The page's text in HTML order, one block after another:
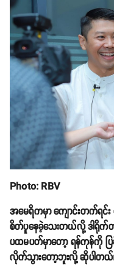
Photo: RBV
အမေရိကမှာ ကျောင်းတက်ရင်း
စိတ်ပူနေခဲ့သေးတယ်လို့ ဒါရိုက်
ပထမပတ်မှာတော့ ရန်ကုန်ကို
လိုက်သွားတော့ဘူးလို့ ဆိုပါတယ်